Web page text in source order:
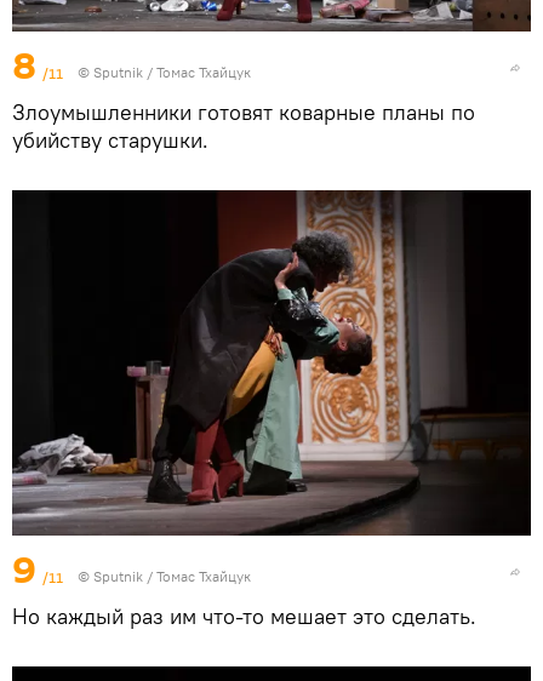
8 /11 © Sputnik / Томас Тхайцук
Злоумышленники готовят коварные планы по
убийству старушки.
9 /11 © Sputnik / Томас Тхайцук
Но каждый раз им что-то мешает это сделать.